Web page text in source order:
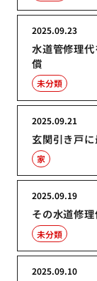
水道管修理
償
2025.09.23
未分類
玄関引き戸
2025.09.21
家
その水道修
2025.09.19
未分類
2025.09.10